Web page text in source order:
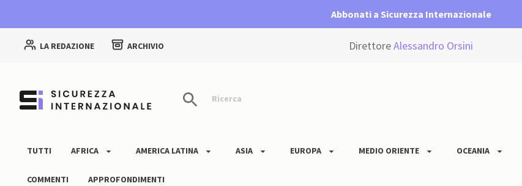
Abbonati a Sicurezza Internazionale
LA REDAZIONE ARCHIVIO DirettoreAlessandro Orsini
Ricerca
TUTTI AFRICA AMERICA LATINA ASIA EUROPA MEDIO ORIENTE OCEANIA
COMMENTI APPROFONDIMENTI